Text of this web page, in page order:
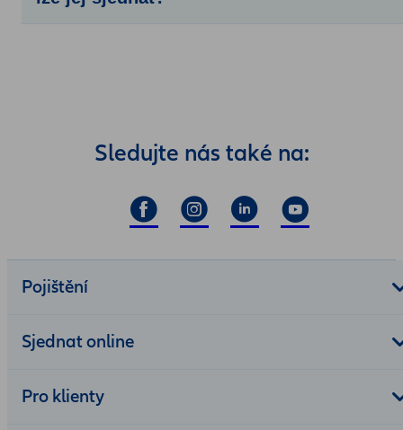
Sledujte nás také na:
Pojištění
Sjednat online
Pro klienty